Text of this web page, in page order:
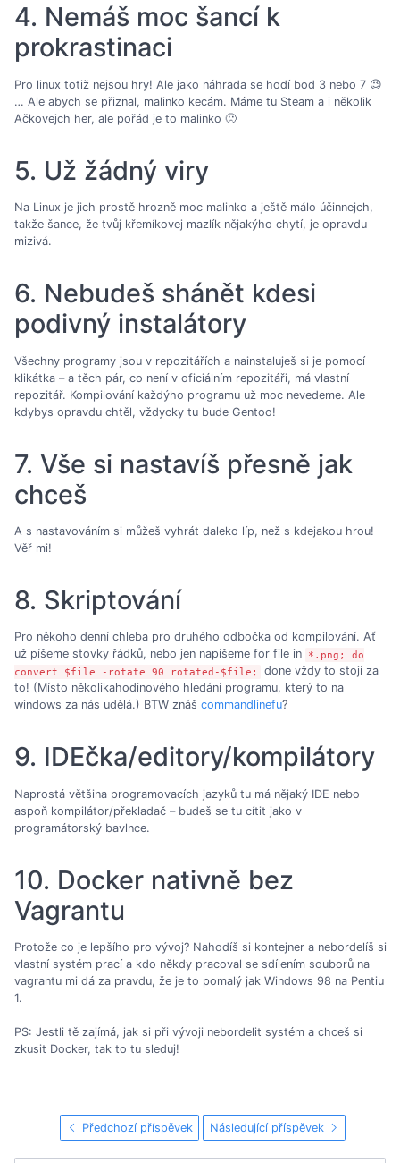
4. Nemáš moc šancí k
prokrastinaci
Pro linux totiž nejsou hry! Ale jako náhrada se hodí bod 3 nebo 7 😉
… Ale abych se přiznal, malinko kecám. Máme tu Steam a i několik
Ačkovejch her, ale pořád je to malinko 🙁
5. Už žádný viry
Na Linux je jich prostě hrozně moc malinko a ještě málo účinnejch,
takže šance, že tvůj křemíkovej mazlík nějakýho chytí, je opravdu
mizivá.
6. Nebudeš shánět kdesi
podivný instalátory
Všechny programy jsou v repozitářích a nainstaluješ si je pomocí
klikátka – a těch pár, co není v oficiálním repozitáři, má vlastní
repozitář. Kompilování každýho programu už moc nevedeme. Ale
kdybys opravdu chtěl, vždycky tu bude Gentoo!
7. Vše si nastavíš přesně jak
chceš
A s nastavováním si můžeš vyhrát daleko líp, než s kdejakou hrou!
Věř mi!
8. Skriptování
Pro někoho denní chleba pro druhého odbočka od kompilování. Ať
už píšeme stovky řádků, nebo jen napíšeme for file in
*.png; do
convert $file -rotate 90 rotated-$file;
done vždy to stojí za
to! (Místo několikahodinového hledání programu, který to na
windows za nás udělá.) BTW znáš commandlinefu?
9. IDEčka/editory/kompilátory
Naprostá většina programovacích jazyků tu má nějaký IDE nebo
aspoň kompilátor/překladač – budeš se tu cítit jako v
programátorský bavlnce.
10. Docker nativně bez
Vagrantu
Protože co je lepšího pro vývoj? Nahodíš si kontejner a nebordelíš si
vlastní systém prací a kdo někdy pracoval se sdílením souborů na
vagrantu mi dá za pravdu, že je to pomalý jak Windows 98 na Pentiu
1.
PS: Jestli tě zajímá, jak si při vývoji nebordelit systém a chceš si
zkusit Docker, tak to tu sleduj!
Předchozí příspěvek Následující příspěvek